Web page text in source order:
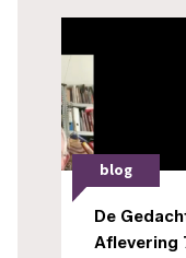
blog
De
Aflevering